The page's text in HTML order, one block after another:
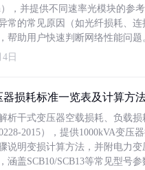
），并提供不同速率光模块的参
常的常见原因（如光纤损耗、连
帮助用户快速判断网络性能问题
日
器损耗标准一览表及计算方
析干式变压器空载损耗、负载
2015），提供1000kVA变压
说明变损计算方法，并附电力
涵盖SCB10/SCB13等常见型号